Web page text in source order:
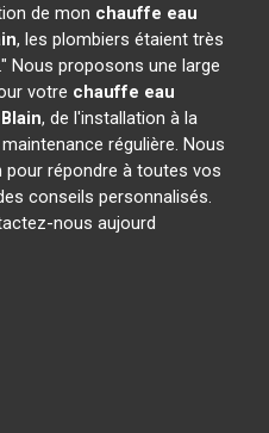
de mon chauffe eau
, les plombiers étaient très
Nous proposons une large
votre chauffe eau
Blain, de l'installation à la
régulière. Nous
répondre à toutes vos
conseils personnalisés.
nous aujourd